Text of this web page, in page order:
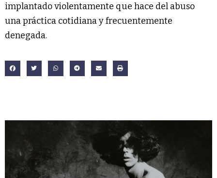
implantado violentamente que hace del abuso
una práctica cotidiana y frecuentemente
denegada.